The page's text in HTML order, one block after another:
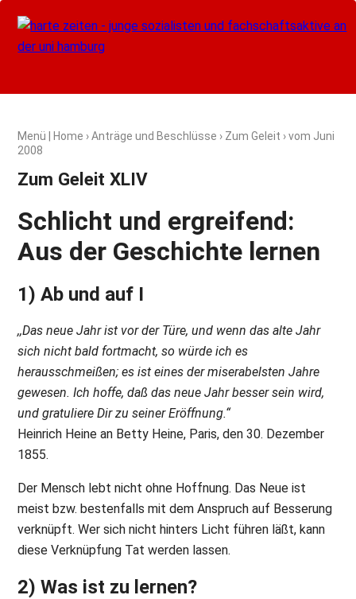
Menü Home ›Anträge und Beschlüsse › Zum Geleit › vom Juni
2008
Zum Geleit XLIV
Schlicht und ergreifend:
Aus der Geschichte lernen
1) Ab und auf I
,,Das neue Jahr ist vor der Türe, und wenn das alte Jahr
sich nicht bald fortmacht, so würde ich es
herausschmeißen; es ist eines der miserabelsten Jahre
gewesen. Ich hoffe, daß das neue Jahr besser sein wird,
und gratuliere Dir zu seiner Eröffnung.“
Heinrich Heine an Betty Heine, Paris, den 30. Dezember
1855.
Der Mensch lebt nicht ohne Hoffnung. Das Neue ist
meist bzw. bestenfalls mit dem Anspruch auf Besserung
verknüpft. Wer sich nicht hinters Licht führen läßt, kann
diese Verknüpfung Tat werden lassen.
2) Was ist zu lernen?